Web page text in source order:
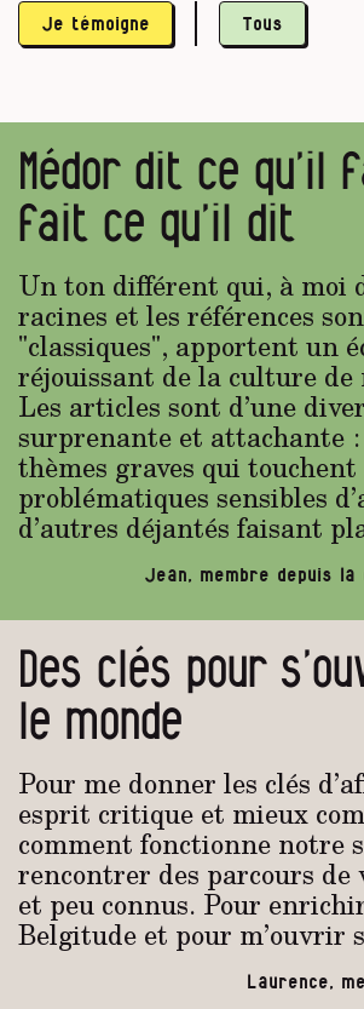
Je témoigne Tous
Médor dit ce
fait ce qu’il dit
Un ton différent qui, à moi
racines et les références
"classiques", apportent un
réjouissant de la culture
Les articles sont d’une
surprenante et attachante :
thèmes graves qui touchent
problématiques sensibles
d’autres déjantés faisant
Jean, membre depuis la
Des clés pour
le monde
Pour me donner les clés
esprit critique et mieux
comment fonctionne notre
rencontrer des parcours de
et peu connus. Pour
Belgitude et pour m’ouvrir
Laurence,